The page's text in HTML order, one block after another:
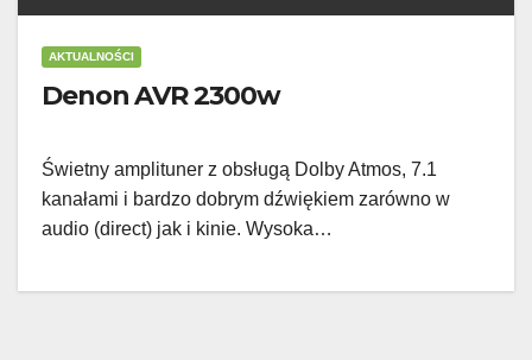
AKTUALNOŚCI
Denon AVR 2300w
Świetny amplituner z obsługą Dolby Atmos, 7.1
kanałami i bardzo dobrym dźwiękiem zarówno w
audio (direct) jak i kinie. Wysoka…